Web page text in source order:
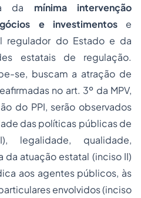
da mínima intervenção
e investimentose
regulador do Estado e da
estatais de regulação.
se, buscam a atração de
no art. 3º da MPV,
do PPI, serão observados
das políticas públicas de
legalidade, qualidade,
da atuação estatal (inciso II)
aos agentes públicos, às
envolvidos (inciso